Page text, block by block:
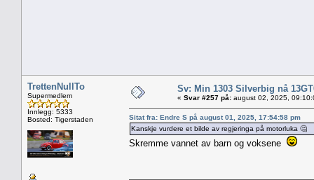
TrettenNullTo
Supermedlem
Innlegg: 5333
Bosted: Tigerstaden
Sv: Min 1303 Silverbig nå
« Svar #257 på: august 02, 2025,
Sitat fra: Endre S på august 01, 2025, 17:54:58 pm
Kanskje vurdere et bilde av regjeringa på motorluka 🤔
Skremme vannet av barn og voksene